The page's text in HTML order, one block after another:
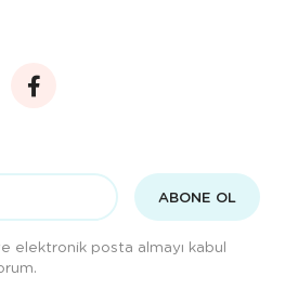
ABONE OL
elektronik posta almayı kabul